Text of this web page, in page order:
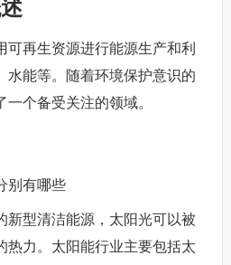
可再生资源进行能源生产和利
水能等。随着环境保护意识的
个备受关注的领域。
新型清洁能源，太阳光可以被
热力。太阳能行业主要包括太